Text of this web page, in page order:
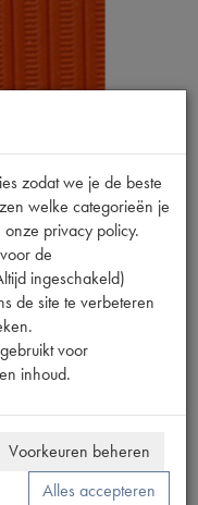
zodat we je de beste
welke categorieën je
privacy policy.
de
ingeschakeld)
de site te verbeteren
voor
inhoud.
Voorkeuren beheren
Alles accepteren